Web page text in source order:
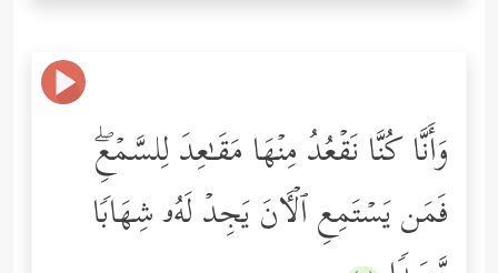
وَأَنَّا كُنَّا نَقۡعُدُ مِنۡهَا مَقَـٰعِدَ لِلسَّمۡعِۖ
فَمَن یَسۡتَمِعِ ٱلۡـَٔانَ یَجِدۡ لَهُۥ شِهَابࣰا